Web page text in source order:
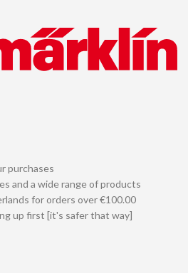
purchases
and a wide range of products
for orders over €100.00
up first [it's safer that way]